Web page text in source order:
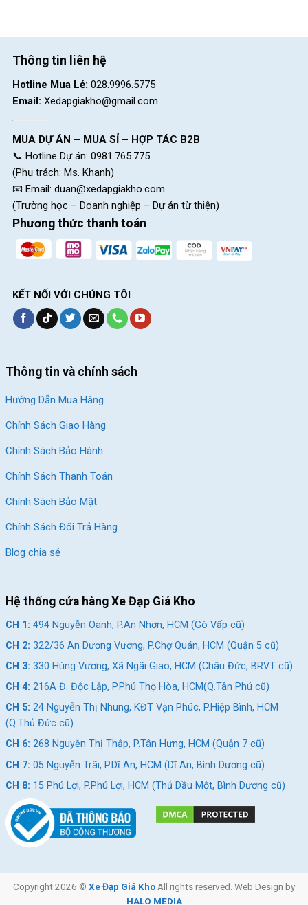
Thông tin liên hệ
Hotline Mua Lẻ: 028.9996.5775
Email: Xedapgiakho@gmail.com
MUA DỰ ÁN – MUA SỈ – HỢP TÁC B2B
📞 Hotline Dự án: 0981.765.775
(Phụ trách: Ms. Khanh)
📧 Email: duan@xedapgiakho.com
(Trường học – Doanh nghiệp – Dự án từ thiện)
Phương thức thanh toán
KẾT NỐI VỚI CHÚNG TÔI
Thông tin và chính sách
Hướng Dẫn Mua Hàng
Chính Sách Giao Hàng
Chính Sách Bảo Hành
Chính Sách Thanh Toán
Chính Sách Bảo Mật
Chính Sách Đổi Trả Hàng
Blog chia sẻ
Hệ thống cửa hàng Xe Đạp Giá Kho
CH 1: 494 Nguyễn Oanh, P.An Nhơn, HCM (Gò Vấp cũ)
CH 2: 322/36 An Dương Vương, P.Chợ Quán, HCM (Quận 5 cũ)
CH 3: 330 Hùng Vương, Xã Ngãi Giao, HCM (Châu Đức, BRVT cũ)
CH 4: 216A Đ. Độc Lập, P.Phú Thọ Hòa, HCM(Q.Tân Phú cũ)
CH 5: 24 Nguyễn Thị Nhung, KĐT Vạn Phúc, P.Hiệp Bình, HCM
(Q.Thủ Đức cũ)
CH 6: 268 Nguyễn Thị Thập, P.Tân Hưng, HCM (Quận 7 cũ)
CH 7: 05 Nguyễn Trãi, P.Dĩ An, HCM (Dĩ An, Bình Dương cũ)
CH 8: 15 Phú Lợi, P.Phú Lợi, HCM (Thủ Dầu Một, Bình Dương cũ)
Copyright 2026 © Xe Đạp Giá Kho All rights reserved. Web Design by
HALO MEDIA